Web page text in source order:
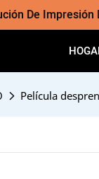
De Impresión
Película